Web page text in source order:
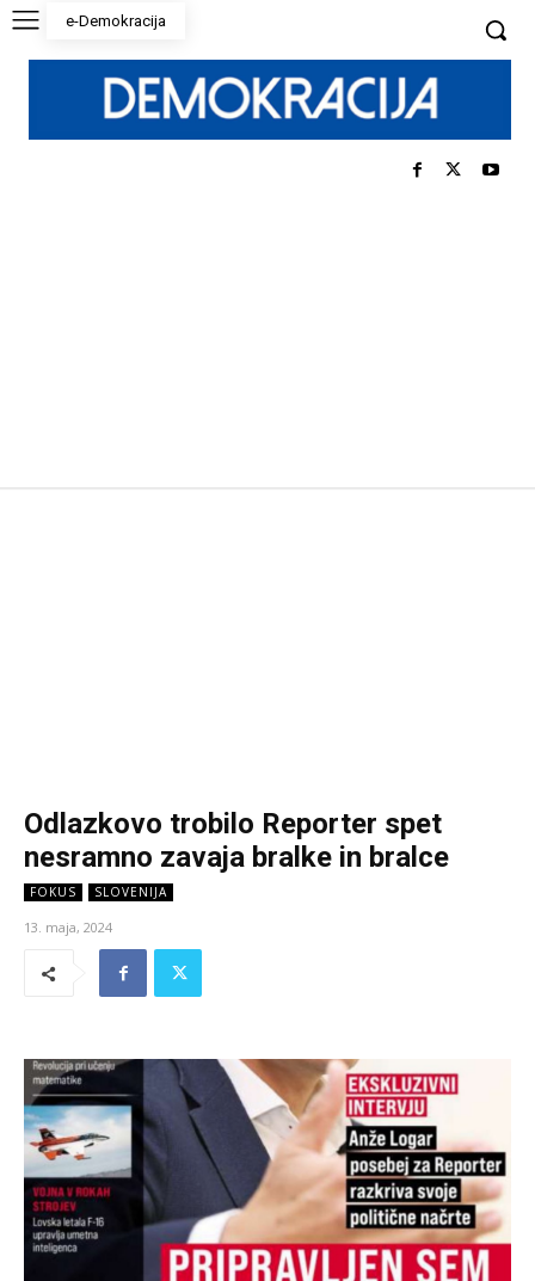
e-Demokracija
Odlazkovo trobilo Reporter spet
nesramno zavaja bralke in bralce
FOKUS SLOVENIJA
13. maja, 2024